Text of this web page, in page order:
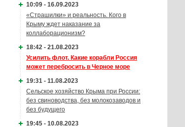
10:09 - 16.09.2023
«Страшилки» и реальность. Кого в
Крыму ждет наказание за
коллаборационизм?
18:42 - 21.08.2023
Усилить флот. Какие корабли Россия
может перебросить в Черное море
19:31 - 11.08.2023
Сельское хозяйство Крыма при России:
без свиноводства, без молокозаводов и
без будущего
19:45 - 10.08.2023